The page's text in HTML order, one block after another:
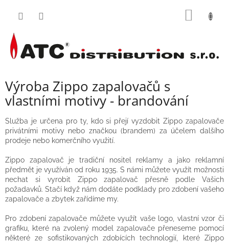
Výroba Zippo zapalovačů s
vlastními motivy - brandování
Služba je určena pro ty, kdo si přejí vyzdobit Zippo zapalovače
privátními motivy nebo značkou (brandem) za účelem dalšího
prodeje nebo komerčního využití.
Zippo zapalovač je tradiční nositel reklamy a jako reklamní
předmět je využíván od roku 1935. S námi můžete využít možnosti
nechat si vyrobit Zippo zapalovač přesně podle Vašich
požadavků. Stačí když nám dodáte podklady pro zdobení vašeho
zapalovače a zbytek zařídíme my.
Pro zdobení zapalovače můžete využít vaše logo, vlastní vzor či
grafiku, které na zvolený model zapalovače přeneseme pomocí
některé ze sofistikovaných zdobících technologií, které Zippo